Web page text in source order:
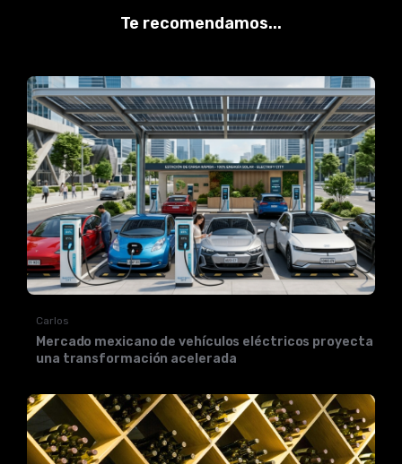
Te recomendamos...
Carlos
Mercado mexicano de vehículos eléctricos proyecta
una transformación acelerada